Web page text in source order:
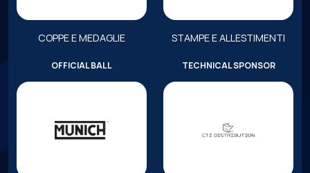
COPPE E MEDAGLIE STAMPE E ALLESTIMENTI
OFFICIAL BALL TECHNICAL SPONSOR